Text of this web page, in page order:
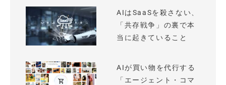
AIはSaaSを殺さない、
「共存戦争」の裏で本
当に起きていること
AIが買い物を代行する
「エージェント・コマ